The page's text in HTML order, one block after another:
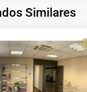
Similares